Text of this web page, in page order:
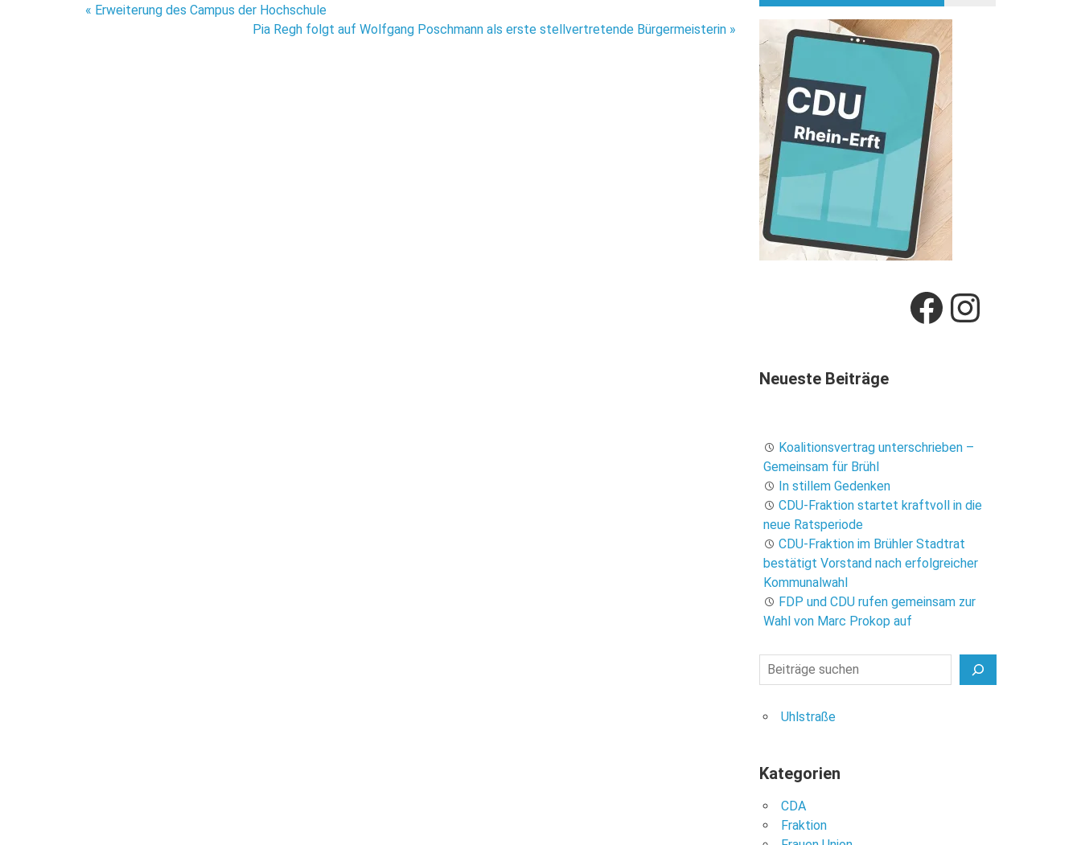
Beitragsnavigation
« Erweiterung des Campus der Hochschule
Pia Regh folgt auf Wolfgang Poschmann als erste stellvertretende Bürgermeisterin »
Facebook
Neueste Beiträge
Koalitionsvertrag unterschrieben –
Gemeinsam für Brühl
In stillem Gedenken
CDU-Fraktion startet kraftvoll in die
neue Ratsperiode
CDU-Fraktion im Brühler Stadtrat
bestätigt Vorstand nach erfolgreicher
Kommunalwahl
FDP und CDU rufen gemeinsam zur
Wahl von Marc Prokop auf
Suchen
Uhlstraße
Kategorien
CDA
Fraktion